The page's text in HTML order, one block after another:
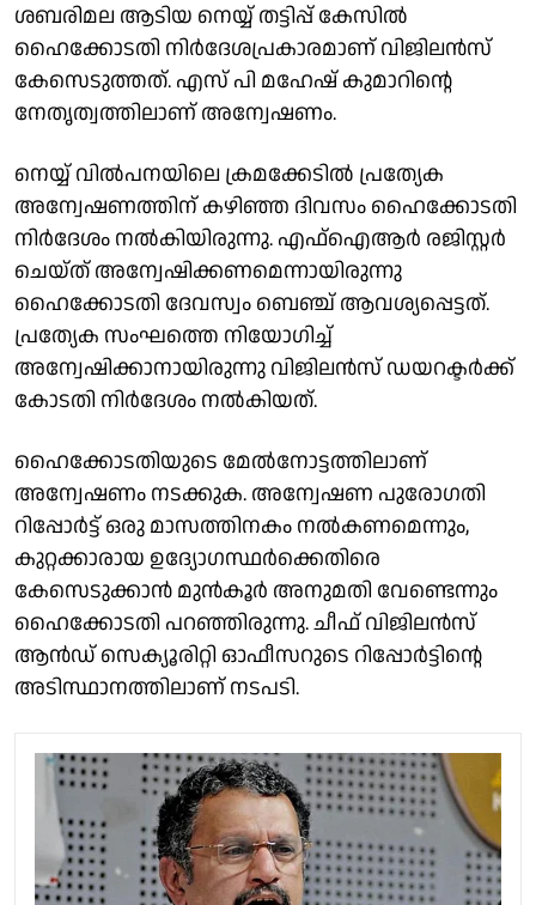
ശബരിമല ആടിയ നെയ്യ് തട്ടിപ്പ് കേസില്‍
ഹൈക്കോടതി നിര്‍ദേശപ്രകാരമാണ് വിജിലൻസ്
കേസെടുത്തത്. എസ് പി മഹേഷ് കുമാറിന്റെ
നേതൃത്വത്തിലാണ് അന്വേഷണം.
നെയ്യ് വില്‍പനയിലെ ക്രമക്കേടില്‍ പ്രത്യേക
അന്വേഷണത്തിന് കഴിഞ്ഞ ദിവസം ഹൈക്കോടതി
നിര്‍ദേശം നല്‍കിയിരുന്നു. എഫ്ഐആര്‍ രജിസ്റ്റര്‍
ചെയ്ത് അന്വേഷിക്കണമെന്നായിരുന്നു
ഹൈക്കോടതി ദേവസ്വം ബെഞ്ച് ആവശ്യപ്പെട്ടത്.
പ്രത്യേക സംഘത്തെ നിയോഗിച്ച്
അന്വേഷിക്കാനായിരുന്നു വിജിലന്‍സ് ഡയറക്ടര്‍ക്ക്
കോടതി നിര്‍ദേശം നല്‍കിയത്.
ഹൈക്കോടതിയുടെ മേല്‍നോട്ടത്തിലാണ്
അന്വേഷണം നടക്കുക. അന്വേഷണ പുരോഗതി
റിപ്പോര്‍ട്ട് ഒരു മാസത്തിനകം നല്‍കണമെന്നും,
കുറ്റക്കാരായ ഉദ്യോഗസ്ഥര്‍ക്കെതിരെ
കേസെടുക്കാന്‍ മുന്‍കൂര്‍ അനുമതി വേണ്ടെന്നും
ഹൈക്കോടതി പറഞ്ഞിരുന്നു. ചീഫ് വിജിലന്‍സ്
ആന്‍ഡ് സെക്യൂരിറ്റി ഓഫീസറുടെ റിപ്പോര്‍ട്ടിന്റെ
അടിസ്ഥാനത്തിലാണ് നടപടി.